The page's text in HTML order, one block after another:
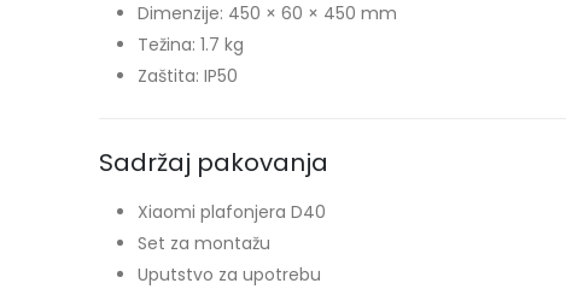
Dimenzije: 450 × 60 × 450 mm
Težina: 1.7 kg
Zaštita: IP50
Sadržaj pakovanja
Xiaomi plafonjera D40
Set za montažu
Uputstvo za upotrebu